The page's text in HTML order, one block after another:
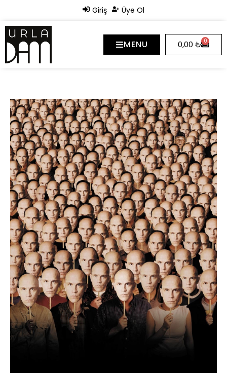
Giriş Üye Ol
MENU 0,00 ₺ 0